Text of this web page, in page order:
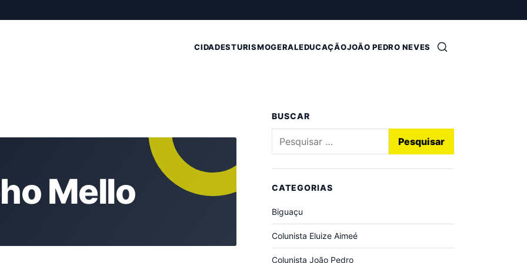
CIDADESTURISMOGERALEDUCAÇÃOJOÃO PEDRO NEVES Abrir busca
Mello
BUSCAR
Pesquisar por:
CATEGORIAS
Biguaçu
Colunista Eluize Aimeé
Colunista João Pedro